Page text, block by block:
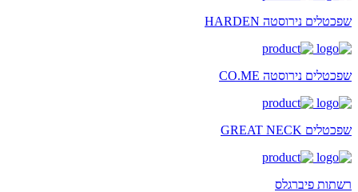
שפכטלים נירוסטה HARDEN
שפכטלים נירוסטה CO.ME
שפכטלים GREAT NECK
רשתות פיברגלס